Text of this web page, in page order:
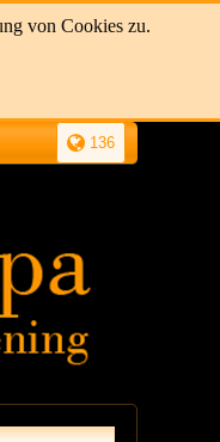
von Cookies zu.
136